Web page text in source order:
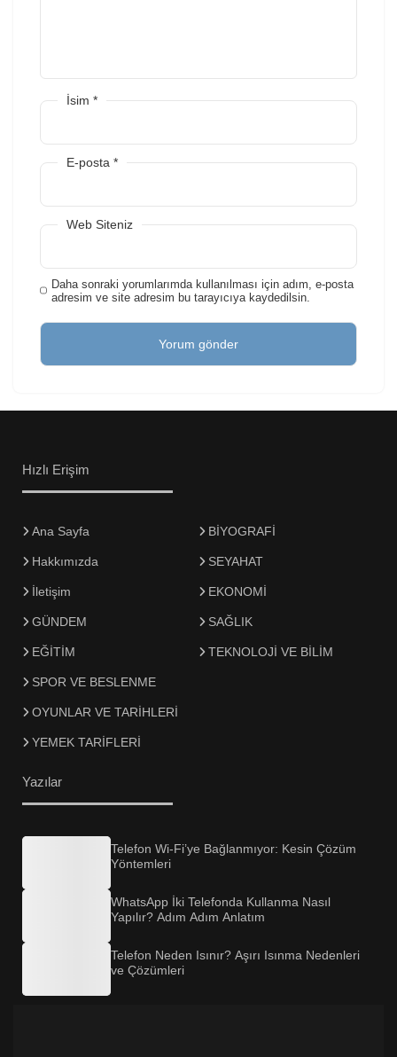
İsim *
E-posta *
Web Siteniz
Daha sonraki yorumlarımda kullanılması için adım, e-posta
adresim ve site adresim bu tarayıcıya kaydedilsin.
Hızlı Erişim
Ana Sayfa
Hakkımızda
İletişim
GÜNDEM
EĞİTİM
BİYOGRAFİ
SEYAHAT
EKONOMİ
SAĞLIK
TEKNOLOJİ VE BİLİM
SPOR VE BESLENME
OYUNLAR VE TARİHLERİ
YEMEK TARİFLERİ
Yazılar
Telefon Wi-Fi’ye Bağlanmıyor: Kesin Çözüm
Yöntemleri
WhatsApp İki Telefonda Kullanma Nasıl
Yapılır? Adım Adım Anlatım
Telefon Neden Isınır? Aşırı Isınma Nedenleri
ve Çözümleri